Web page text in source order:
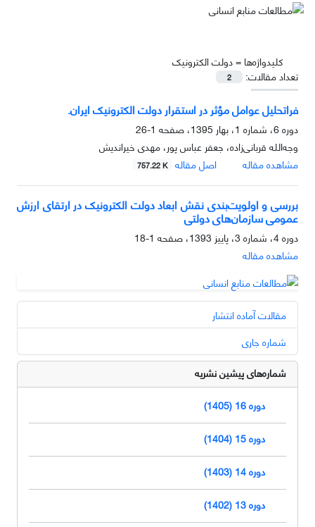
کلیدواژه‌ها =دولت الکترونیک
تعداد مقالات:
2
فراتحلیل عوامل مؤثر در استقرار دولت الکترونیک ایران.
دوره 6، شماره 1، بهار 1395، صفحه
1-26
وجه‌الله قربانی‌زاده، جعفر عباس پور، مهدی خیراندیش
مشاهده مقاله
اصل مقاله 757.22 K
بررسی و اولویت‌بندی نقش ابعاد دولت الکترونیک در ارتقای ارزش
عمومی سازمان‌های دولتی
دوره 4، شماره 3، پاییز 1393، صفحه
1-18
مشاهده مقاله
مقالات آماده انتشار
شماره جاری
شماره‌های پیشین نشریه
دوره 16 (1405)
دوره 15 (1404)
دوره 14 (1403)
دوره 13 (1402)